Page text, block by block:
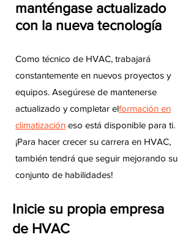
manténgase actualizado
con la nueva tecnología
Como técnico de HVAC, trabajará
constantemente en nuevos proyectos y
equipos. Asegúrese de mantenerse
actualizado y completar elformación en
climatización eso está disponible para ti.
¡Para hacer crecer su carrera en HVAC,
también tendrá que seguir mejorando su
conjunto de habilidades!
Inicie su propia empresa
de HVAC